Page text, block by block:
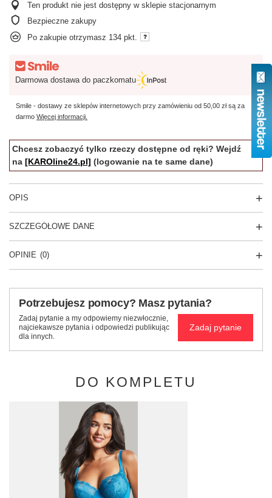
Ten produkt nie jest dostępny w sklepie stacjonarnym
Bezpieczne zakupy
Po zakupie otrzymasz 134 pkt.
Darmowa dostawa do paczkomatu
Smile - dostawy ze sklepów internetowych przy zamówieniu od 50,00 złsą za
darmo Więcej informacji.
Chcesz zobaczyć tylko rzeczy dostępne od ręki? Wejdź
na [KAROline24.pl] (logowanie na te same dane)
OPIS
SZCZEGÓŁOWE DANE
OPINIE (0)
Potrzebujesz pomocy? Masz pytania?
Zadaj pytanie a my odpowiemy niezwłocznie,
najciekawsze pytania i odpowiedzi publikując
dla innych.
Zadaj pytanie
DO KOMPLETU